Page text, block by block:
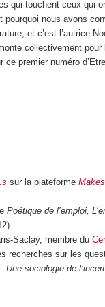
qui touchent ceux qui
pourquoi nous avons
et c’est l’autrice
collectivement pour
premier numéro
sur la plateforme
Poétique de l’emploi,
Saclay, membre du
recherches sur les
Une sociologie de